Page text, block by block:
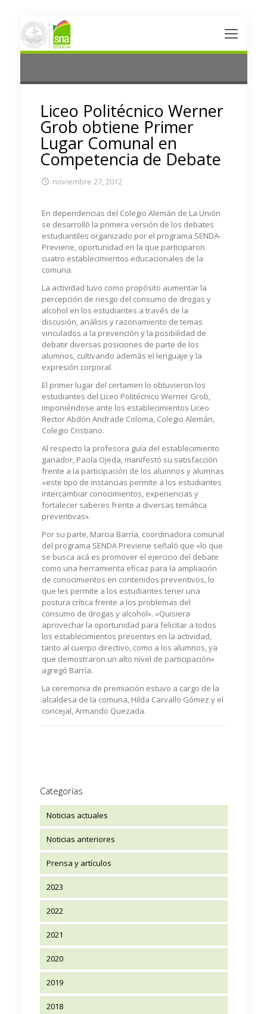
Liceo Politécnico Werner
Grob obtiene Primer
Lugar Comunal en
Competencia de Debate
noviembre 27, 2012
En dependencias del Colegio Alemán de La Unión
se desarrolló la primera versión de los debates
estudiantiles organizado por el programa SENDA-
Previene, oportunidad en la que participaron
cuatro establecimientos educacionales de la
comuna.
La actividad tuvo como propósito aumentar la
percepción de riesgo del consumo de drogas y
alcohol en los estudiantes a través de la
discusión, análisis y razonamiento de temas
vinculados a la prevención y la posibilidad de
debatir diversas posiciones de parte de los
alumnos, cultivando además el lenguaje y la
expresión corporal.
El primer lugar del certamen lo obtuvieron los
estudiantes del Liceo Politécnico Werner Grob,
imponiéndose ante los establecimientos Liceo
Rector Abdón Andrade Coloma, Colegio Alemán,
Colegio Cristiano.
Al respecto la profesora guía del establecimiento
ganador, Paola Ojeda, manifestó su satisfacción
frente a la participación de los alumnos y alumnas
«este tipo de instancias permite a los estudiantes
intercambiar conocimientos, experiencias y
fortalecer saberes frente a diversas temática
preventivas».
Por su parte, Marcia Barría, coordinadora comunal
del programa SENDA Previene señaló que «lo que
se busca acá es promover el ejercicio del debate
como una herramienta eficaz para la ampliación
de conocimientos en contenidos preventivos, lo
que les permite a los estudiantes tener una
postura crítica frente a los problemas del
consumo de drogas y alcohol». «Quisiera
aprovechar la oportunidad para felicitar a todos
los establecimientos presentes en la actividad,
tanto al cuerpo directivo, como a los alumnos, ya
que demostraron un alto nivel de participación»
agregó Barría.
La ceremonia de premiación estuvo a cargo de la
alcaldesa de la comuna, Hilda Carvallo Gómez y el
concejal, Armando Quezada.
Categorías
Noticias actuales
Noticias anteriores
Prensa y artículos
2023
2022
2021
2020
2019
2018